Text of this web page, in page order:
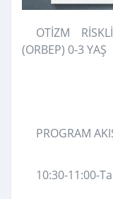
OTİZM
(ORBEP) 0-3 YAŞ
PROGRAM
10:30-11:00-